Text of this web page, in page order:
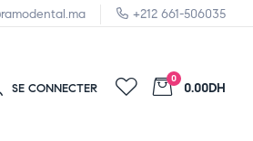
+212 661-506035
SE CONNECTER
0
0.00DH